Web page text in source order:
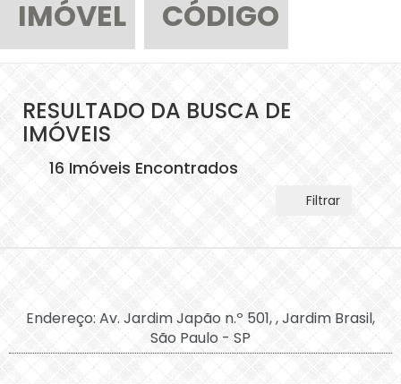
IMÓVEL CÓDIGO
RESULTADO DA BUSCA DE
IMÓVEIS
16 Imóveis Encontrados
Filtrar
Endereço: Av. Jardim Japão n.º 501, , Jardim Brasil,
São Paulo - SP